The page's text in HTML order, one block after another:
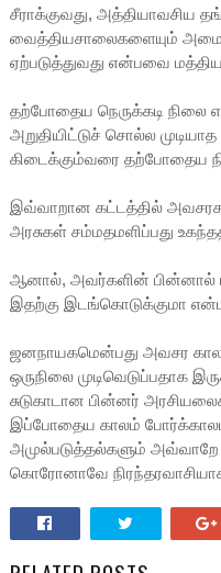
சீராக்குவது, அத்தியாவசிய
வைத்தியசாலைகளையும்
ஏற்படுத்துவது என்பவை
தற்போதைய நெருக்கடி நிலை
அறுதியிட்டுச் சொல்ல
கிடைக்கும்வரை தற்போதைய
இவ்வாறான கட்டத்தில்
அரசுகள் சம்மதமளிப்பது
ஆனால், அவர்களின் பின்னால்
இதற்கு இடங்கொடுக்குமா
ஜனநாயகமென்பது அவசர
ஒருநிலை முடிவெடுப்பதாக
சுடுகாடான பின்னர்
இப்போதைய காலம்
அமுல்படுத்தல்களும்
கொரோனாவே